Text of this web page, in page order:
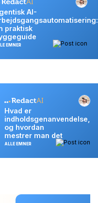
AI-
praktisk
EMNER
Hvad er
indholdsgenanvendelse,
og hvordan
mestrer man det
ALLE EMNER